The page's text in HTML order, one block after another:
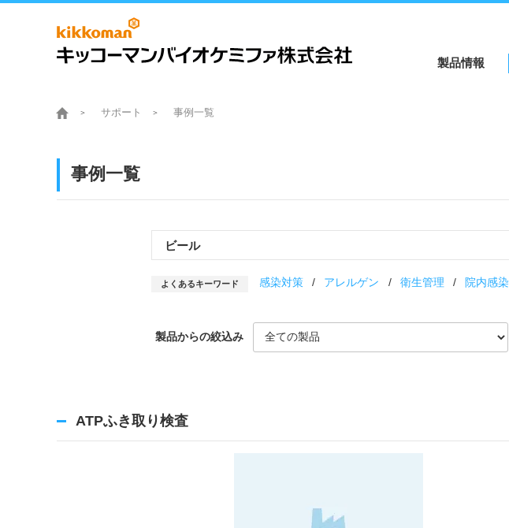
製品情報
サポート 事例一覧
事例一覧
よくあるキーワード 感染対策 アレルゲン 衛生管理 院内感染
製品からの絞込み
ATPふき取り検査